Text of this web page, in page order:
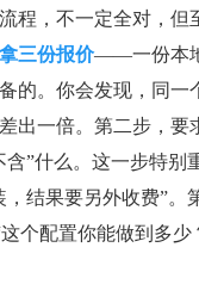
程，不一定全对，但
拿三份报价——一份本
的。你会发现，同一
出一倍。第二步，要
含”什么。这一步特别
，结果要另外收费”。
个配置你能做到多少